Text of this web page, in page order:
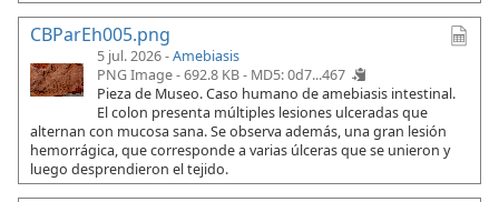
CBParEh005.png
5 jul. 2026 -Amebiasis
PNG Image - 692.8 KB - MD5: 0d7...467
Pieza de Museo. Caso humano de amebiasis intestinal.
El colon presenta múltiples lesiones ulceradas que
alternan con mucosa sana. Se observa además, una gran lesión
hemorrágica, que corresponde a varias úlceras que se unieron y
luego desprendieron el tejido.